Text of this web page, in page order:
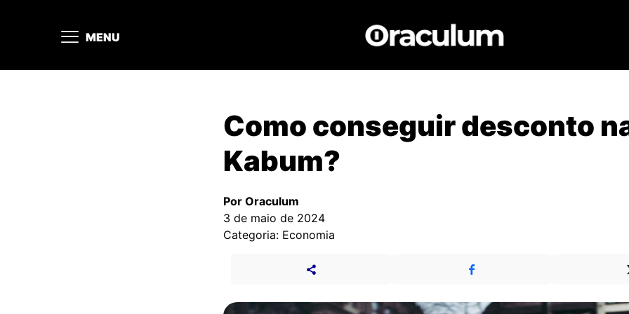
MENU
Como conseguir desconto
Kabum?
Por Oraculum
3 de maio de 2024
Categoria: Economia